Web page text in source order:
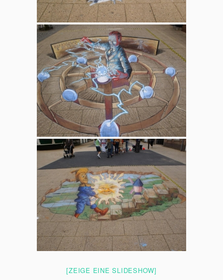
[ZEIGE EINE SLIDESHOW]